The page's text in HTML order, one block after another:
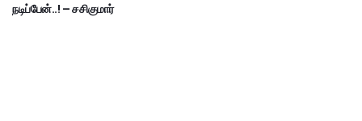
நடிப்பேன்..! – சசிகுமார்